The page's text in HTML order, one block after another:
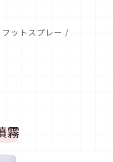
ットスプレー /
霧